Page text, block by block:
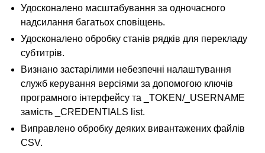
Удосконалено масштабування за одночасного
надсилання багатьох сповіщень.
Удосконалено обробку станів рядків для перекладу
субтитрів.
Визнано застарілими небезпечні налаштування
служб керування версіями за допомогою ключів
програмного інтерфейсу та _TOKEN/_USERNAME
замість _CREDENTIALS list.
Виправлено обробку деяких вивантажених файлів
CSV.